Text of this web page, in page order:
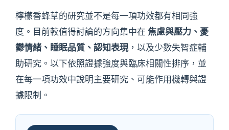
檸檬香蜂草的研究並不是每一項功效都有相同強
度。目前較值得討論的方向集中在 焦慮與壓力、憂
鬱情緒、睡眠品質、認知表現，以及少數失智症輔
助研究。以下依照證據強度與臨床相關性排序，並
在每一項功效中說明主要研究、可能作用機轉與證
據限制。